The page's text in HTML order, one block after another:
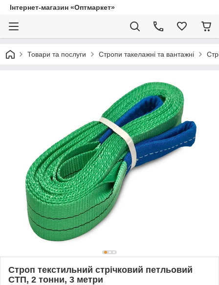
Інтернет-магазин «Оптмаркет»
Товари та послуги Стропи такелажні та вантажні
Строп текстильний стрічковий петльовий
СТП, 2 тонни, 3 метри